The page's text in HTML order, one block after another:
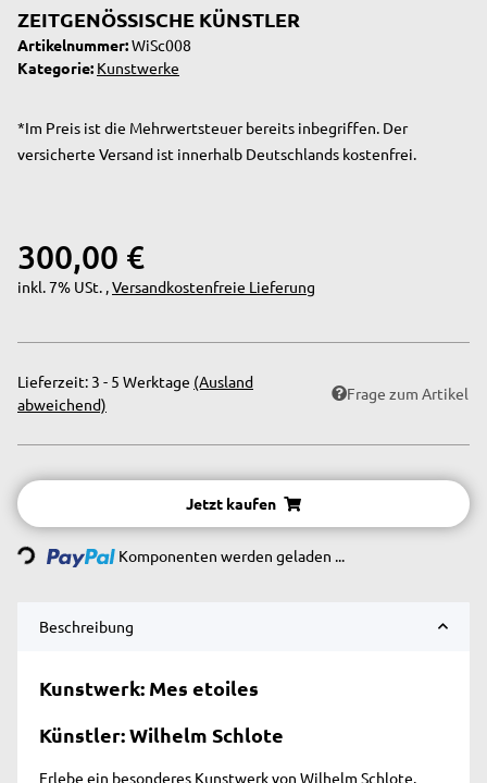
ZEITGENÖSSISCHE KÜNSTLER
Artikelnummer:WiSc008
Kategorie: Kunstwerke
*Im Preis ist die Mehrwertsteuer bereits inbegriffen. Der
versicherte Versand ist innerhalb Deutschlands kostenfrei.
300,00 €
inkl. 7% USt. ,Versandkostenfreie Lieferung
Lieferzeit: 3 - 5 Werktage (Ausland
abweichend)
Frage zum Artikel
Jetzt kaufen
Loading... Komponenten werden geladen ...
Beschreibung
Kunstwerk: Mes etoiles
Künstler: Wilhelm Schlote
Erlebe ein besonderes Kunstwerk von Wilhelm Schlote.